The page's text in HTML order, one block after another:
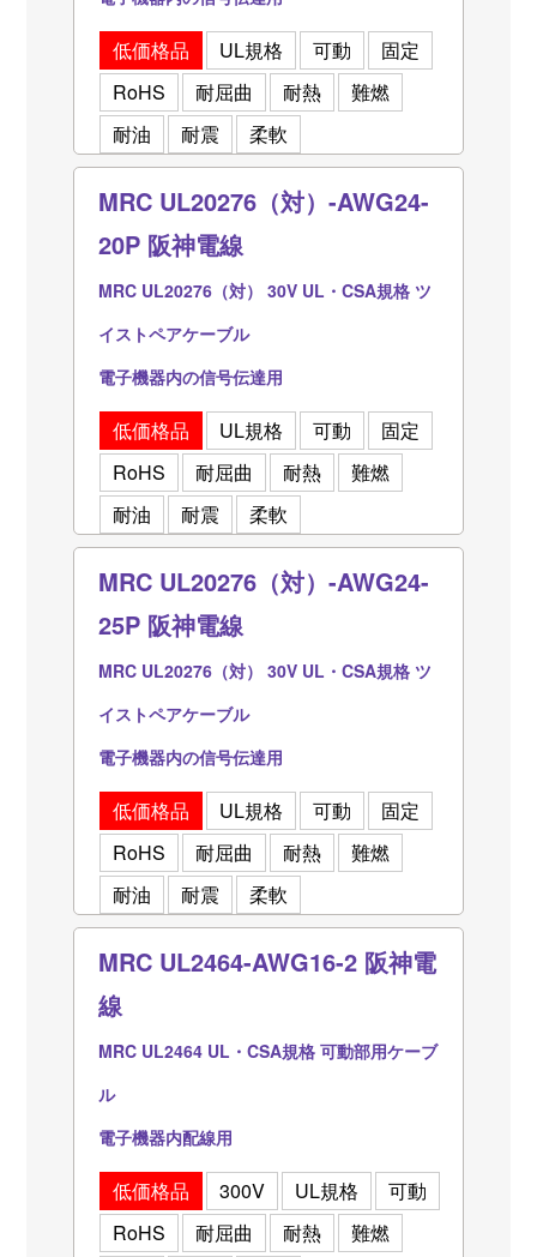
低価格品 UL規格 可動
固定
RoHS
耐屈曲 耐熱
難燃
耐油
耐震 柔軟
MRC UL20276（対）-AWG24-
20P 阪神電線
MRC UL20276（対） 30V UL・CSA規格 ツ
イストペアケーブル
電子機器内の信号伝達用
低価格品 UL規格 可動
固定
RoHS
耐屈曲 耐熱
難燃
耐油
耐震 柔軟
MRC UL20276（対）-AWG24-
25P 阪神電線
MRC UL20276（対） 30V UL・CSA規格 ツ
イストペアケーブル
電子機器内の信号伝達用
低価格品 UL規格 可動
固定
RoHS
耐屈曲 耐熱
難燃
耐油
耐震 柔軟
MRC UL2464-AWG16-2 阪神電
線
MRC UL2464 UL・CSA規格 可動部用ケーブ
ル
電子機器内配線用
低価格品 300V UL規格
可動
RoHS
耐屈曲 耐熱
難燃